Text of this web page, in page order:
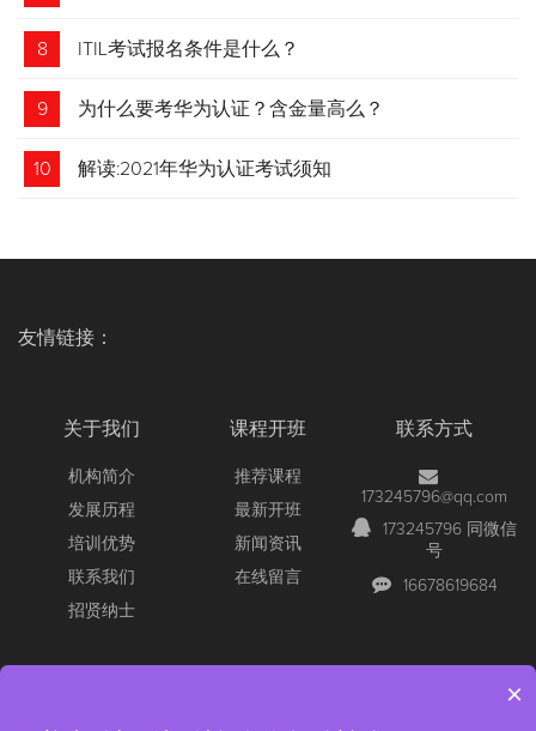
8 ITIL考试报名条件是什么？
9 为什么要考华为认证？含金量高么？
10 解读:2021年华为认证考试须知
友情链接：
关于我们
机构简介
发展历程
培训优势
联系我们
招贤纳士
课程开班
推荐课程
最新开班
新闻资讯
在线留言
联系方式
173245796@qq.com
173245796 同微信
号
16678619684
×